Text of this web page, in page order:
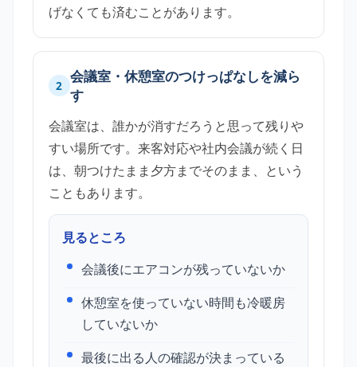
げなくても済むことがあります。
2
会議室・休憩室のつけっぱなしを減ら
す
会議室は、誰かが消すだろうと思って残りや
すい場所です。来客対応や社内会議が続く日
は、朝つけたまま夕方までそのまま、という
こともあります。
見るところ
会議後にエアコンが残っていないか
休憩室を使っていない時間も冷暖房
していないか
最後に出る人の確認が決まっている